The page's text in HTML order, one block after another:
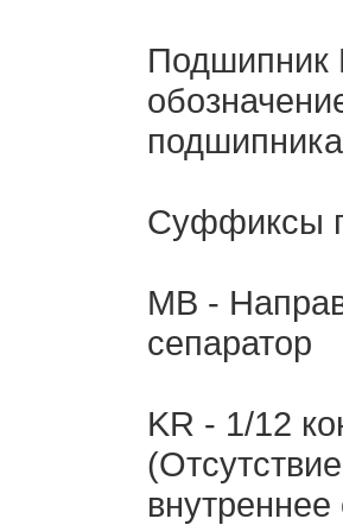
Подшипник
Суффиксы
MB -
сепаратор
KR - 1/12
внутреннее